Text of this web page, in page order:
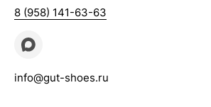
8 (958) 141-63-63
info@gut-shoes.ru